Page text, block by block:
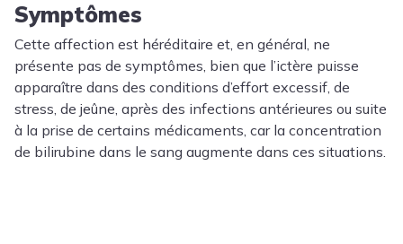
Symptômes
Cette affection est héréditaire et, en général, ne
présente pas de symptômes, bien que l’ictère puisse
apparaître dans des conditions d’effort excessif, de
stress, de jeûne, après des infections antérieures ou suite
à la prise de certains médicaments, car la concentration
de bilirubine dans le sang augmente dans ces situations.